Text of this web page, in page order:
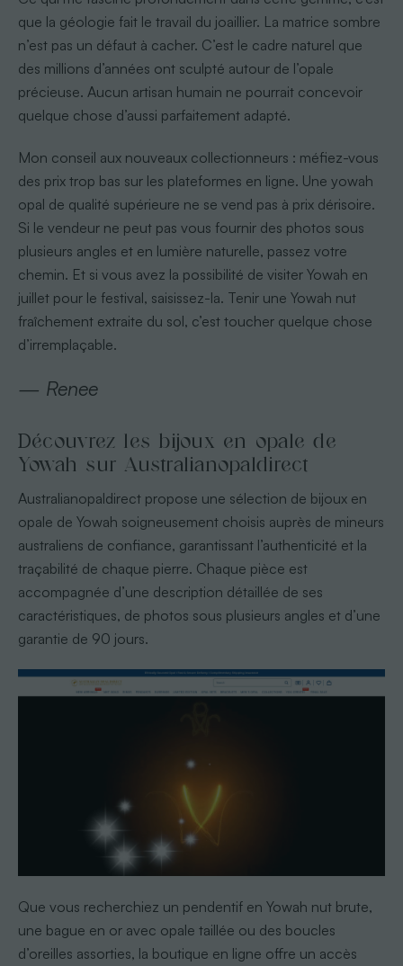
que la géologie fait le travail du joaillier. La matrice sombre
n’est pas un défaut à cacher. C’est le cadre naturel que
des millions d’années ont sculpté autour de l’opale
précieuse. Aucun artisan humain ne pourrait concevoir
quelque chose d’aussi parfaitement adapté.
Mon conseil aux nouveaux collectionneurs : méfiez-vous
des prix trop bas sur les plateformes en ligne. Une yowah
opal de qualité supérieure ne se vend pas à prix dérisoire.
Si le vendeur ne peut pas vous fournir des photos sous
plusieurs angles et en lumière naturelle, passez votre
chemin. Et si vous avez la possibilité de visiter Yowah en
juillet pour le festival, saisissez-la. Tenir une Yowah nut
fraîchement extraite du sol, c’est toucher quelque chose
d’irremplaçable.
— Renee
Découvrez les bijoux en opale de
Yowah sur Australianopaldirect
Australianopaldirect propose une sélection de bijoux en
opale de Yowah soigneusement choisis auprès de mineurs
australiens de confiance, garantissant l’authenticité et la
traçabilité de chaque pierre. Chaque pièce est
accompagnée d’une description détaillée de ses
caractéristiques, de photos sous plusieurs angles et d’une
garantie de 90 jours.
Que vous recherchiez un pendentif en Yowah nut brute,
une bague en or avec opale taillée ou des boucles
d’oreilles assorties, la boutique en ligne offre un accès